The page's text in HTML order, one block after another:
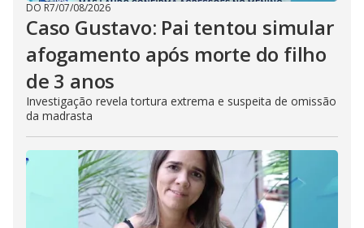
DO R7/07/08/2026
Caso Gustavo: Pai tentou simular
afogamento após morte do filho
de 3 anos
Investigação revela tortura extrema e suspeita de omissão
da madrasta